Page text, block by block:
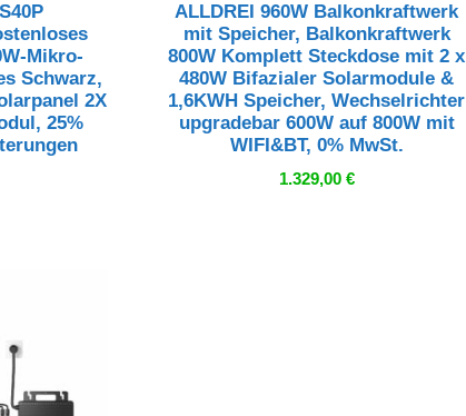
Mikro-
Schwarz,
2X
25%
ALLDREI 960W Balkonkraftwerk
mit Speicher, Balkonkraftwerk
800W Komplett Steckdose mit 2 x
480W Bifazialer Solarmodule &
1,6KWH Speicher, Wechselrichter
upgradebar 600W auf 800W mit
WIFI&BT, 0% MwSt.
1.329,00 €